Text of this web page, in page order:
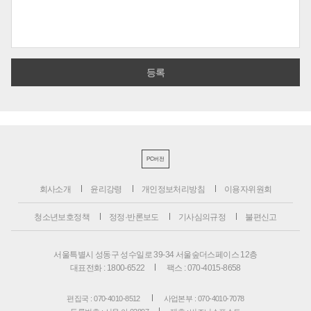
PC버전
회사소개 윤리강령 개인정보처리방침 이용자위원회
청소년보호정책 정정·반론보도 기사심의규정 불편신고
서울특별시 성동구 성수일로 39-34 서울숲더스페이스 12층
대표전화 : 1800-6522
팩스 : 070-4015-8658
편집국 : 070-4010-8512
사업본부 : 070-4010-7078